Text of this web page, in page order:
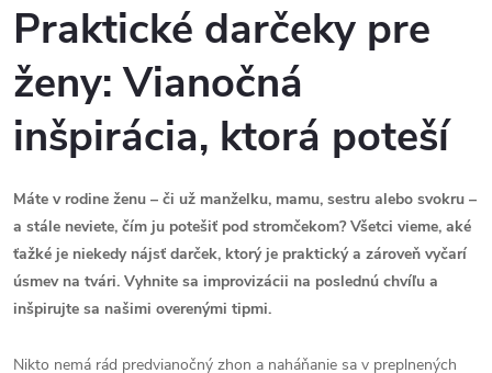
Praktické darčeky pre
ženy: Vianočná
inšpirácia, ktorá poteší
Máte v rodine ženu – či už manželku, mamu, sestru alebo svokru –
a stále neviete, čím ju potešiť pod stromčekom? Všetci vieme, aké
ťažké je niekedy nájsť darček, ktorý je praktický a zároveň vyčarí
úsmev na tvári. Vyhnite sa improvizácii na poslednú chvíľu a
inšpirujte sa našimi overenými tipmi.
Nikto nemá rád predvianočný zhon a naháňanie sa v preplnených